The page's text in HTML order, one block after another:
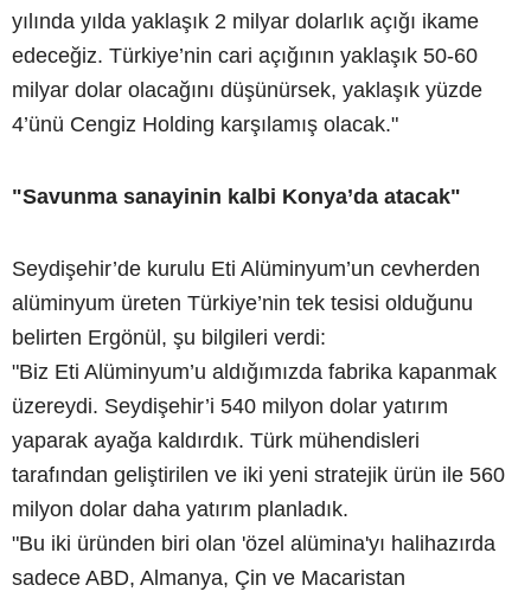
yılında yılda yaklaşık 2 milyar dolarlık açığı ikame
edeceğiz. Türkiye’nin cari açığının yaklaşık 50-60
milyar dolar olacağını düşünürsek, yaklaşık yüzde
4’ünü Cengiz Holding karşılamış olacak."
"Savunma sanayinin kalbi Konya’da atacak"
Seydişehir’de kurulu Eti Alüminyum’un cevherden
alüminyum üreten Türkiye’nin tek tesisi olduğunu
belirten Ergönül, şu bilgileri verdi:
"Biz Eti Alüminyum’u aldığımızda fabrika kapanmak
üzereydi. Seydişehir’i 540 milyon dolar yatırım
yaparak ayağa kaldırdık. Türk mühendisleri
tarafından geliştirilen ve iki yeni stratejik ürün ile 560
milyon dolar daha yatırım planladık.
"Bu iki üründen biri olan 'özel alümina'yı halihazırda
sadece ABD, Almanya, Çin ve Macaristan